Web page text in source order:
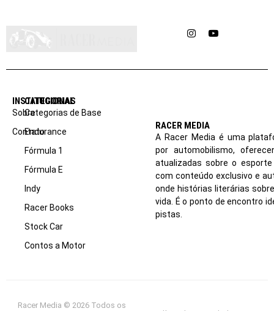
InstagramYouTube
INSTITUCIONAL
Sobre
Contato
CATEGORIAS
Categorias de Base
Endurance
Fórmula 1
Fórmula E
Indy
Racer Books
Stock Car
Contos a Motor
RACER MEDIA
A Racer Media é uma
por automobilismo,
atualizadas sobre o
com conteúdo exclusivo e
onde histórias literárias
vida. É o ponto de encontro
pistas.
Racer Media © 2026 Todos os